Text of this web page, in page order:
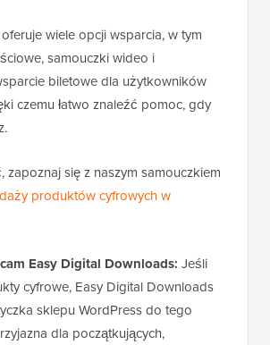
wiele opcji wsparcia, w tym
samouczki wideo i
biletowe dla użytkowników
czemu łatwo znaleźć pomoc, gdy
zapoznaj się z naszym samouczkiem
produktów cyfrowych w
Easy Digital Downloads: Jeśli
cyfrowe, Easy Digital Downloads
sklepu WordPress do tego
dla początkujących,